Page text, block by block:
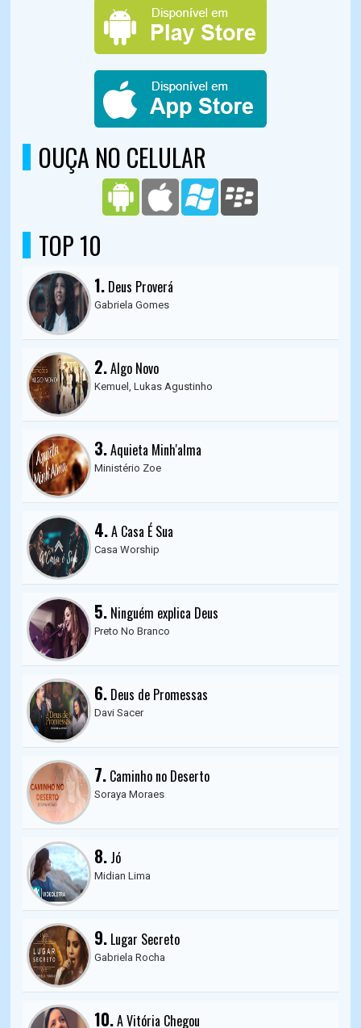
OUÇA NO CELULAR
TOP 10
1. Deus Proverá
Gabriela Gomes
2.Algo Novo
Kemuel, Lukas Agustinho
3.Aquieta Minh'alma
Ministério Zoe
4.A Casa É Sua
Casa Worship
5. Ninguém explica Deus
Preto No Branco
6. Deus de Promessas
Davi Sacer
7. Caminho no Deserto
Soraya Moraes
8. Jó
Midian Lima
9. Lugar Secreto
Gabriela Rocha
10.A Vitória Chegou